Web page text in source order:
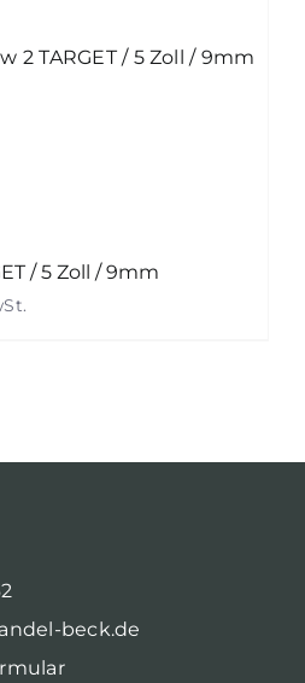
/ 5 Zoll / 9mm
beck.de